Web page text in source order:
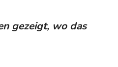
gezeigt, wo das